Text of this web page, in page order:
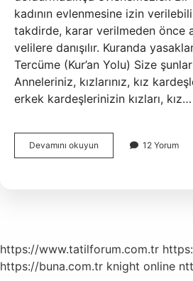
kadının evlenmesine izin
takdirde, karar verilmeden önce
velilere danışılır. Kuranda
Tercüme (Kur’an Yolu) Size şunlar
Anneleriniz, kızlarınız, kız
erkek kardeşlerinizin kızları, kız…
Devamını okuyun
Göre
12 Yorum
https://www.tatilforum.com.tr
https://buna.com.tr knight online